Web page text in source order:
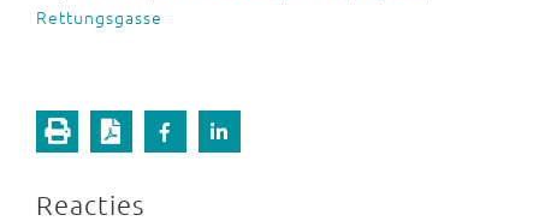
Rettungsgasse
Reacties